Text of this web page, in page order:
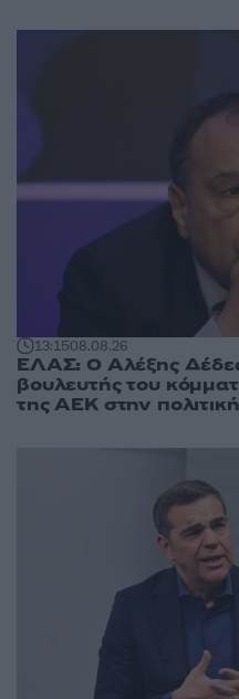
13:1508.08.26
ΕΛΑΣ: Ο Αλέξης
βουλευτής του
της ΑΕΚ στην